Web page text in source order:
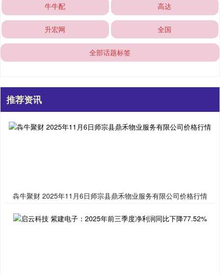
牛牛配 高达
升宏网 全国
全部话题标签
推荐资讯
犇牛聚财 2025年11月6日师宗县鼎禾物业服务有限公司价格行情